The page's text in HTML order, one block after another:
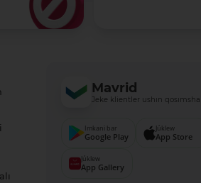
Mavrid
Jeke klientler ushın qosımsha
Imkani bar
Google Play
Júklew
App Store
Júklew
App Gallery